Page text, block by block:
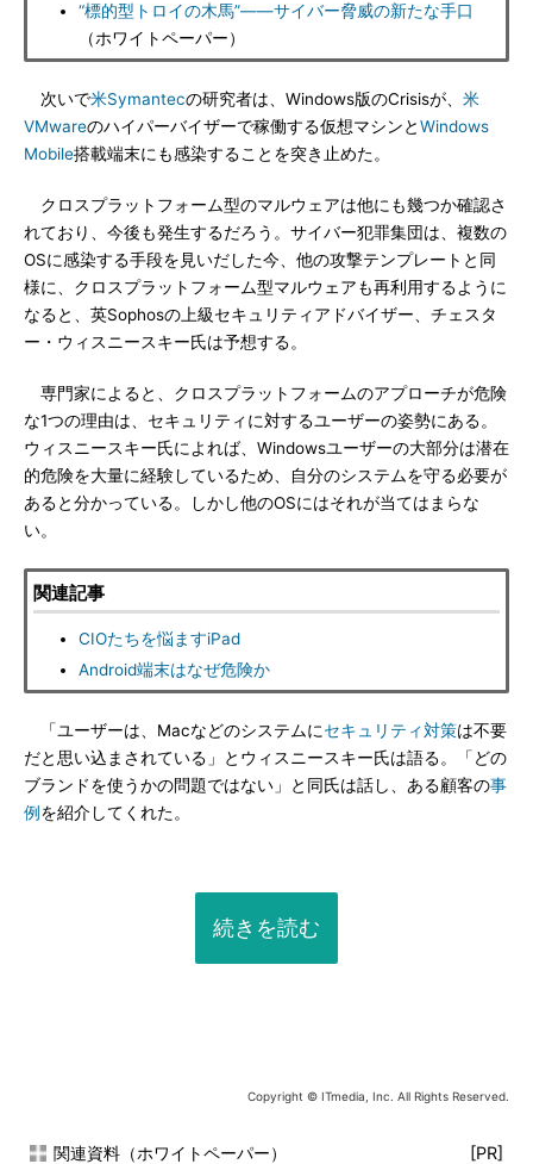
“標的型トロイの木馬”――サイバー脅威の新たな手口
（ホワイトペーパー）
次いで米Symantecの研究者は、Windows版のCrisisが、 米
VMwareのハイパーバイザーで稼働する仮想マシンとWindows
Mobile搭載端末にも感染することを突き止めた。
クロスプラットフォーム型のマルウェアは他にも幾つか確認さ
れており、今後も発生するだろう。サイバー犯罪集団は、複数の
OSに感染する手段を見いだした今、他の攻撃テンプレートと同
様に、クロスプラットフォーム型マルウェアも再利用するように
なると、英Sophosの上級セキュリティアドバイザー、チェスタ
ー・ウィスニースキー氏は予想する。
専門家によると、クロスプラットフォームのアプローチが危険
な1つの理由は、セキュリティに対するユーザーの姿勢にある。
ウィスニースキー氏によれば、Windowsユーザーの大部分は潜在
的危険を大量に経験しているため、自分のシステムを守る必要が
あると分かっている。しかし他のOSにはそれが当てはまらな
い。
関連記事
CIOたちを悩ますiPad
Android端末はなぜ危険か
「ユーザーは、Macなどのシステムにセキュリティ対策は不要
だと思い込まされている」とウィスニースキー氏は語る。「どの
ブランドを使うかの問題ではない」と同氏は話し、ある顧客の事
例 を紹介してくれた。
続きを読む
Copyright © ITmedia, Inc. All Rights Reserved.
関連資料（ホワイトペーパー） [PR]